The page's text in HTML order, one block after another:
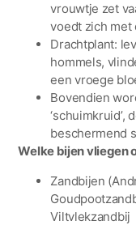
vrouwtje zet
voedt zich met
Drachtplant:
hommels,
een vroege
Bovendien
‘schuimkruid’,
beschermend
Welke bijen vliegen
Zandbijen
Viltvlekzandbij